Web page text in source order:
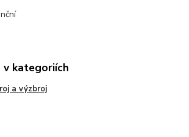
v kategoriích
a výzbroj